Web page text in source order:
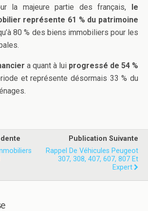
la majeure partie des français, le
représente 61 % du patrimoine
80 % des biens immobiliers pour les
a quant à lui progressé de 54 %
et représente désormais 33 % du
Publication Suivante
Rappel De Véhicules Peugeot
307, 308, 407, 607, 807 Et
Expert